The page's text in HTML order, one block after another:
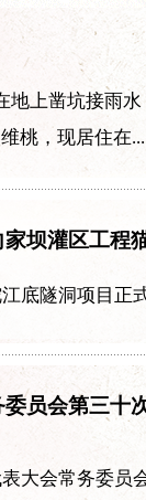
地上凿坑接雨
桃，现居住在...
坝灌区工程
底隧洞项目正
员会第三十
大会常务委